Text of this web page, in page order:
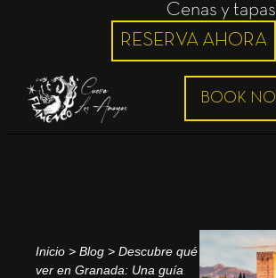
Cenas y tapas
RESERVA AHORA
Inicio > Blog > Descubre qué
ver en Granada: Una guía